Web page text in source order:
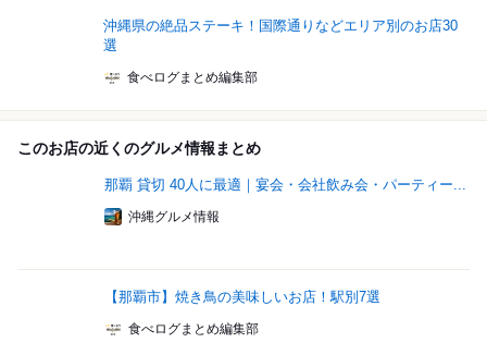
沖縄県の絶品ステーキ！国際通りなどエリア別のお店30
選
食べログまとめ編集部
このお店の近くのグルメ情報まとめ
那覇 貸切 40人に最適｜宴会・会社飲み会・パーティー...
沖縄グルメ情報
【那覇市】焼き鳥の美味しいお店！駅別7選
食べログまとめ編集部